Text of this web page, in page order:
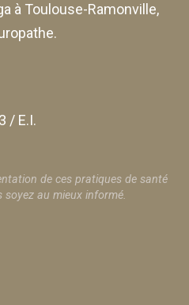
à Toulouse-Ramonville,
/ E.I.
de ces pratiques de santé
au mieux informé.